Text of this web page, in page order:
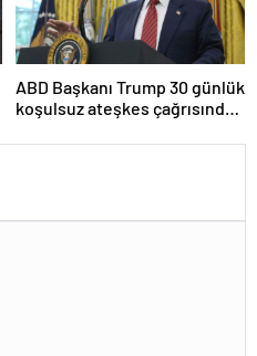
ABD Başkanı Trump 30 günlük
koşulsuz ateşkes çağrısında